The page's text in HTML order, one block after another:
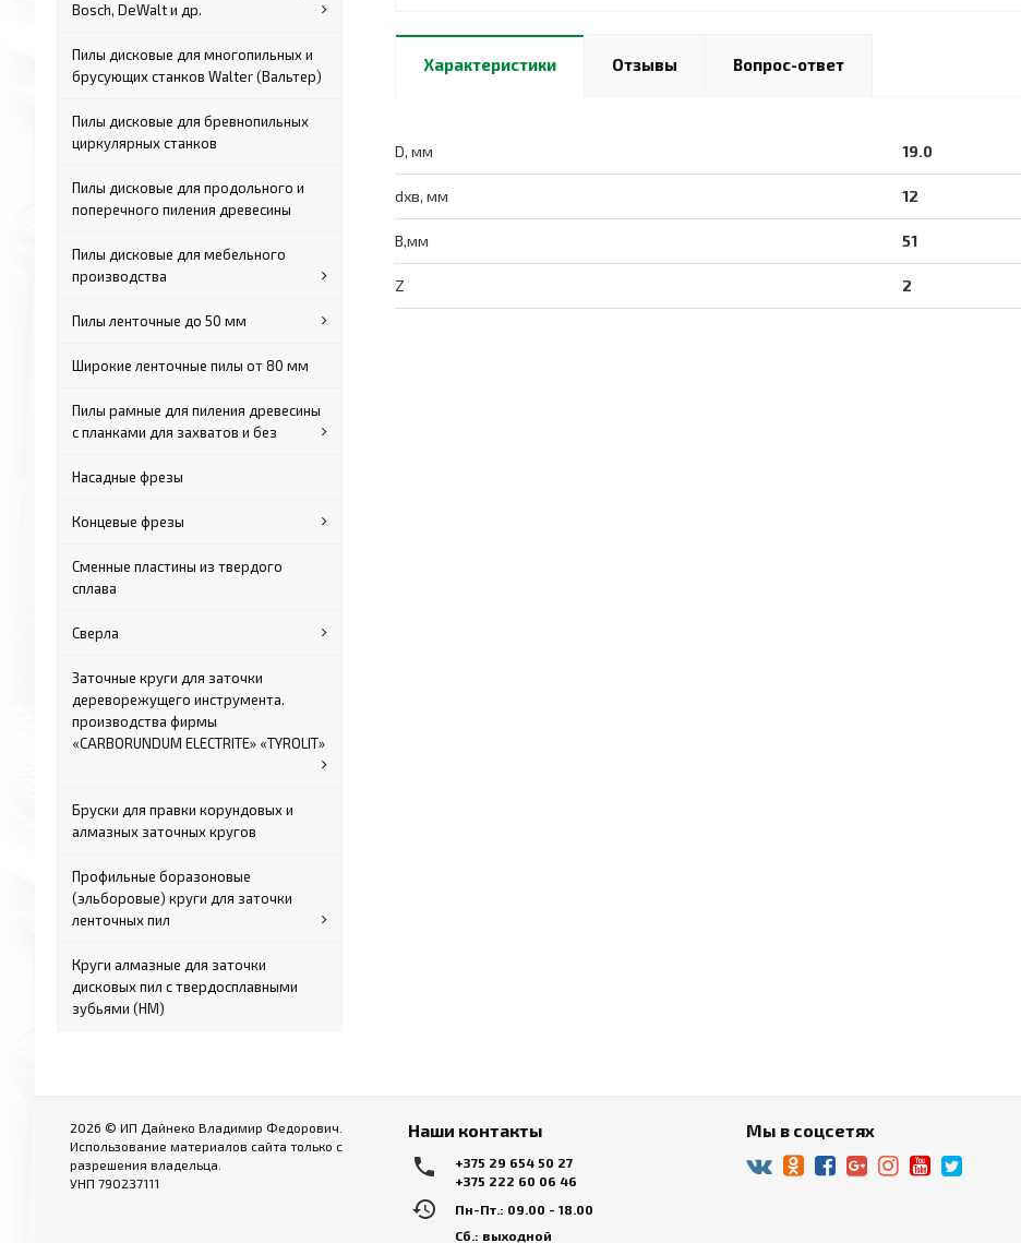
Bosch, DeWalt и др.
Пилы дисковые для многопильных и
брусующих станков Walter (Вальтер)
Пилы дисковые для бревнопильных
циркулярных станков
Пилы дисковые для продольного и
поперечного пиления древесины
Пилы дисковые для мебельного
производства
Пилы ленточные до 50 мм
Широкие ленточные пилы от 80 мм
Пилы рамные для пиления древесины
с планками для захватов и без
Насадные фрезы
Концевые фрезы
Сменные пластины из твердого
сплава
Сверла
Заточные круги для заточки
дереворежущего инструмента.
производства фирмы
«CARBORUNDUM ELECTRITE» «TYROLIT»
Бруски для правки корундовых и
алмазных заточных кругов
Профильные боразоновые
(эльборовые) круги для заточки
ленточных пил
Круги алмазные для заточки
дисковых пил с твердосплавными
зубьями (HM)
Характеристики Отзывы Вопрос-ответ
D, мм 19.0
dхв, мм 12
B,мм 51
Z 2
2026 © ИП Дайнеко Владимир Федорович.
Использование материалов сайта только с
разрешения владельца.
УНП 790237111
Наши контакты
local_phone
+375 29 654 50 27
+375 222 60 06 46
history
Пн-Пт.: 09.00 - 18.00
Сб.: выходной
Мы в соцсетях